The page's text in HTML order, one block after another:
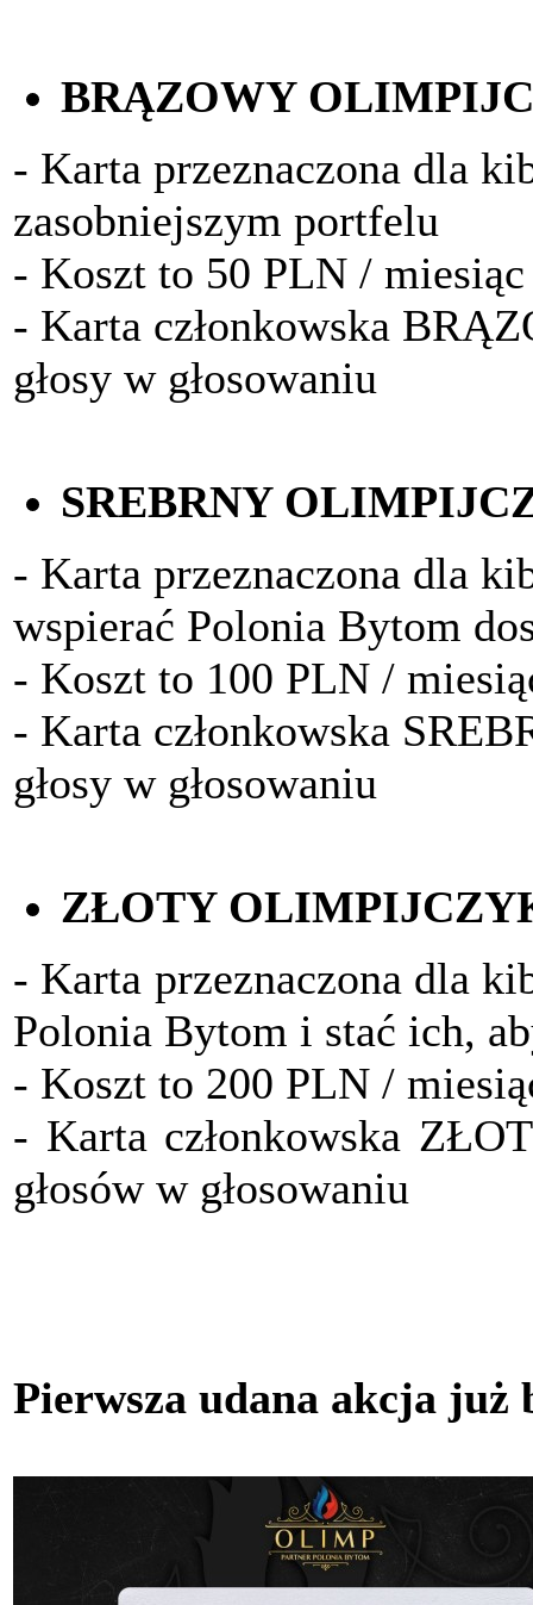
BRĄZOWY
- Karta przeznaczona dla
zasobniejszym portfelu
- Koszt to 50 PLN / miesiąc
- Karta członkowska
głosy w głosowaniu
SREBRNY
- Karta przeznaczona dla
wspierać Polonia Bytom
- Koszt to 100 PLN /
- Karta członkowska
głosy w głosowaniu
ZŁOTY
- Karta przeznaczona dla
Polonia Bytom i stać ich,
- Koszt to 200 PLN /
- Karta członkowska
głosów w głosowaniu
Pierwsza udana akcja już